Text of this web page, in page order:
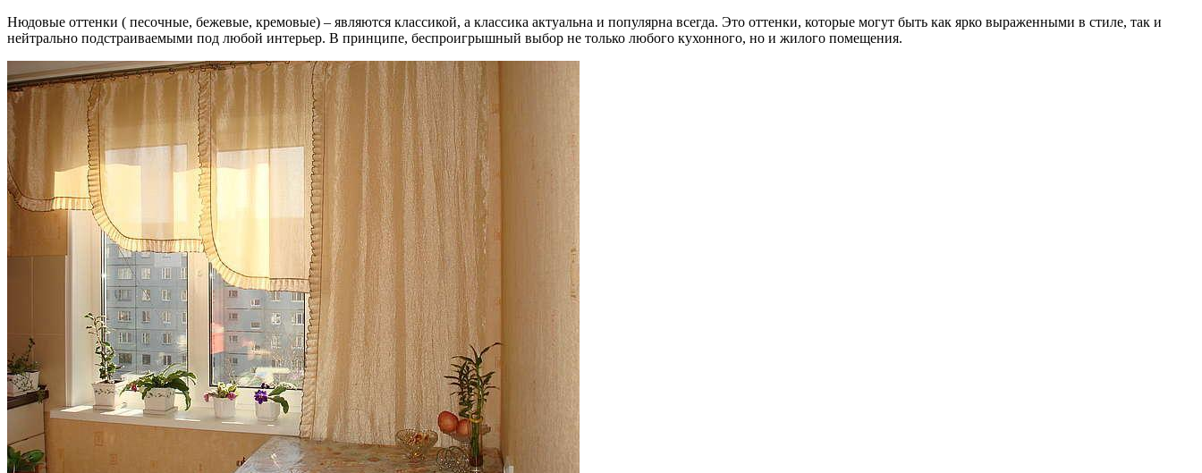
Нюдовые оттенки ( песочные, бежевые, кремовые) – являются классикой, а классика актуальна и популярна всегда. Это оттенки, которые могут быть как ярко выраженными в стиле, так и
нейтрально подстраиваемыми под любой интерьер. В принципе, беспроигрышный выбор не только любого кухонного, но и жилого помещения.